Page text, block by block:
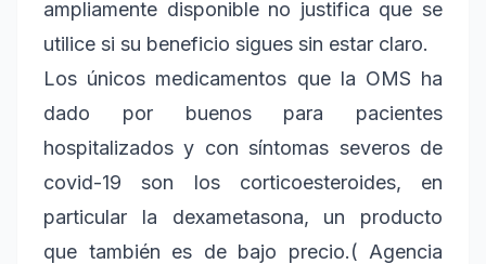
ampliamente disponible no justifica que se
utilice si su beneficio sigues sin estar claro.
Los únicos medicamentos que la OMS ha
dado por buenos para pacientes
hospitalizados y con síntomas severos de
covid-19 son los corticoesteroides, en
particular la dexametasona, un producto
que también es de bajo precio.( Agencia